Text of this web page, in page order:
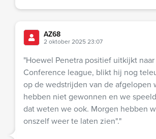
AZ68
2 oktober 2025 23:07
"Hoewel Penetra positief uitkijkt
Conference league, blikt hij nog
op de wedstrijden van de afgelopen
hebben niet gewonnen en we
dat weten we ook. Morgen hebben
onszelf weer te laten zien"."